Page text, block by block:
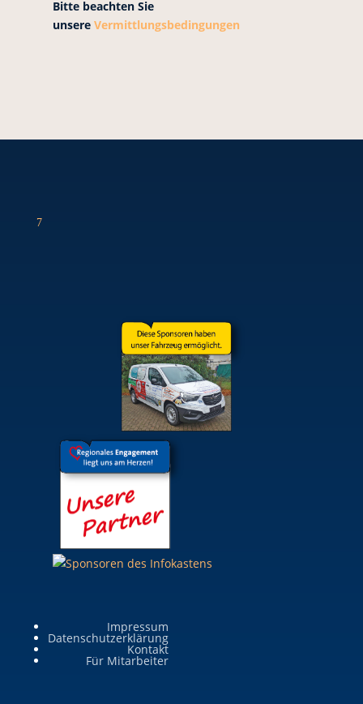
Bitte beachten Sie
unsere Vermittlungsbedingungen
7
Impressum
Datenschutzerklärung
Kontakt
Für Mitarbeiter